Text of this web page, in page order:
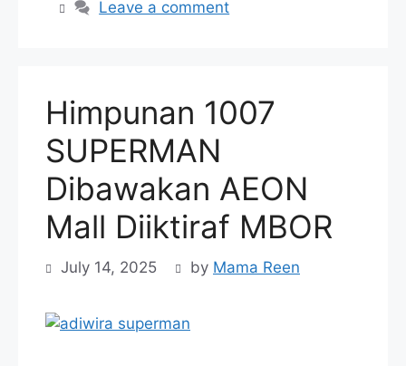
Leave a comment
Himpunan 1007
SUPERMAN
Dibawakan AEON
Mall Diiktiraf MBOR
July 14, 2025 by Mama Reen